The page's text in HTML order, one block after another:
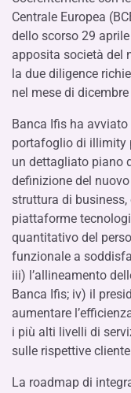
Centrale Europea
dello scorso 29
apposita società del
la due diligence
nel mese di
Banca Ifis ha avviato
portafoglio di illimity
un dettagliato piano
definizione del
struttura di
piattaforme
quantitativo del
funzionale a
iii) l’allineamento
Banca Ifis; iv) il
aumentare
i più alti livelli di
sulle rispettive
La roadmap di